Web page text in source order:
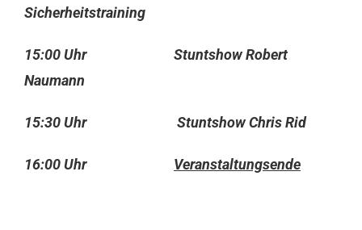
Sicherheitstraining
15:00 Uhr Stuntshow Robert
Naumann
15:30 Uhr Stuntshow Chris Rid
16:00 Uhr Veranstaltungsende